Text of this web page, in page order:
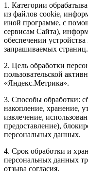
1. Категории
из файлов cookie,
иной программе, с
сервисам Сайта),
обеспечении устройства
запрашиваемых страниц.
2. Цель обработки
пользовательской
«Яндекс.Метрика».
3. Способы обработки:
накопление, хранение,
извлечение,
предоставление),
персональных данных.
4. Срок обработки и
персональных данных
отзыва согласия.